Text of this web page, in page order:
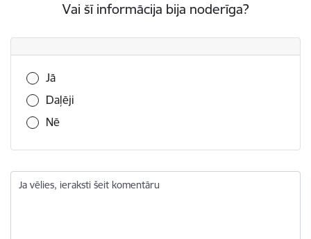
Vai šī informācija bija noderīga?
Vai šī informācija bija noderīga?
Jā
Daļēji
Nē
Ja vēlies, ieraksti šeit komentāru